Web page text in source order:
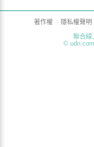
著作權 隱私權聲明
聯合線
©